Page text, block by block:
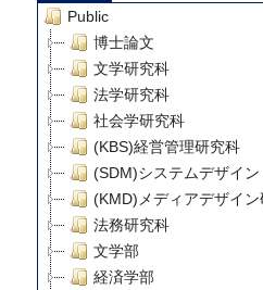
Public
博士論文
文学研究科
法学研究科
社会学研究科
(KBS)経営管理研究科
(SDM)システムデザイン
(KMD)メディアデザイン
法務研究科
文学部
経済学部